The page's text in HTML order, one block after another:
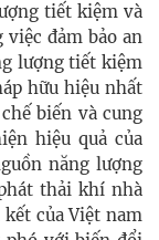
tiết kiệm và
đảm bảo an
lượng tiết kiệm
hữu hiệu nhất
biến và cung
hiệu quả của
năng lượng
thải khí nhà
của Việt nam